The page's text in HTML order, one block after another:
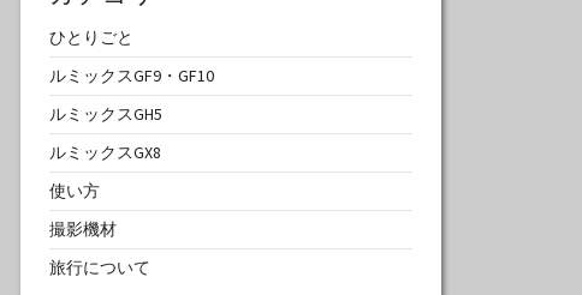
ひとりごと
ルミックスGF9・GF10
ルミックスGH5
ルミックスGX8
使い方
撮影機材
旅行について